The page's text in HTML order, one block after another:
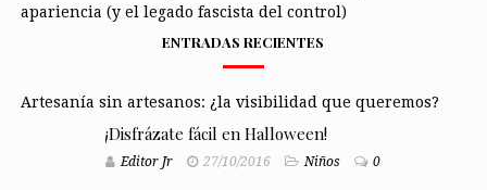
apariencia (y el legado fascista del control)
ENTRADAS RECIENTES
Artesanía sin artesanos: ¿la visibilidad que queremos?
¡Disfrázate fácil en Halloween!
Editor Jr 27/10/2016 Niños 0